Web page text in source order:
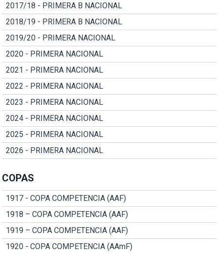
2017/18 - PRIMERA B NACIONAL
2018/19 - PRIMERA B NACIONAL
2019/20 - PRIMERA NACIONAL
2020 - PRIMERA NACIONAL
2021 - PRIMERA NACIONAL
2022 - PRIMERA NACIONAL
2023 - PRIMERA NACIONAL
2024 - PRIMERA NACIONAL
2025 - PRIMERA NACIONAL
2026 - PRIMERA NACIONAL
COPAS
1917 - COPA COMPETENCIA (AAF)
1918 – COPA COMPETENCIA (AAF)
1919 – COPA COMPETENCIA (AAF)
1920 - COPA COMPETENCIA (AAmF)